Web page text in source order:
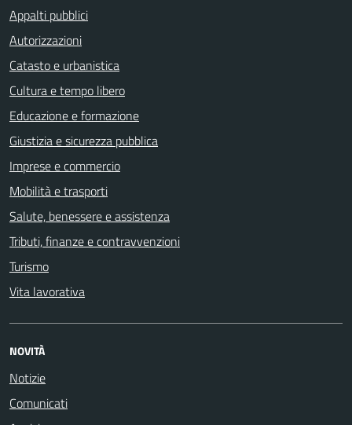
Appalti pubblici
Autorizzazioni
Catasto e urbanistica
Cultura e tempo libero
Educazione e formazione
Giustizia e sicurezza pubblica
Imprese e commercio
Mobilità e trasporti
Salute, benessere e assistenza
Tributi, finanze e contravvenzioni
Turismo
Vita lavorativa
NOVITÀ
Notizie
Comunicati